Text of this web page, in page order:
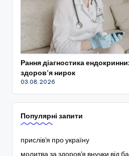
Рання діагностика
здоров’я нирок
03.08.2026
Популярні запити
прислів'я про україну
молитва за здоров'я внучки від